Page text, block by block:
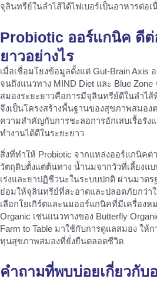
จุลินทรีย์ในลำไส้ได้ไฟเบอร์เป็นอาหารต่อ
Probiotic ออร์แกนิค ดีต่
ยาวอย่างไร
เมื่อเชื่อมโยงข้อมูลตั้งแต่ Gut-Brain Axis
จนถึงแนวทาง MIND Diet และ Blue
สมองระยะยาวคือการมีจุลินทรีย์ดีในลำไส้
จึงเป็นโครงสร้างพื้นฐานของสุขภาพสมอง
ความสำคัญกับการชะลอการอักเสบเรื้อรัง
ทำงานได้ดีในระยะยาว
สิ่งที่ทำให้ Probiotic จากแหล่งออร์แกนิค
วัตถุดิบตั้งแต่ต้นทาง น้ำนมจากวัวที่เลี้ยงแ
เร่งและยาปฏิชีวนะในระบบปกติ ผ่านมาต
ย่อมให้จุลินทรีย์ที่สะอาดและปลอดภัยกว่า
เลือกโยเกิร์ตและนมออร์แกนิคที่มีเครื่องห
Organic เช่นแนวทางของ Butterfly
Farm to Table มาใช้กับการดูแลสมอง ให้
ทุนสุขภาพสมองที่ยั่งยืนตลอดชีวิต
คำถามที่พบบ่อยเกี่ยวกับ